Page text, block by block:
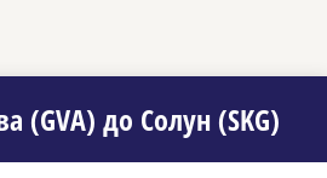
(GVA) до Солун (SKG)